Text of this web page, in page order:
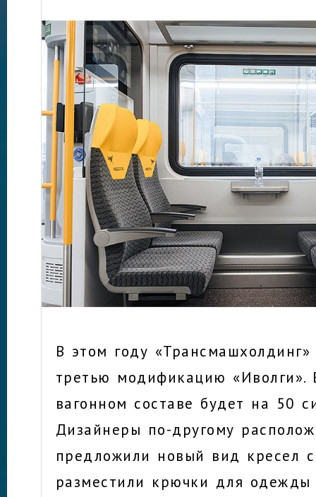
В этом году
третью модификацию
вагонном составе будет на 50
Дизайнеры по-другому
предложили новый вид кресел
разместили крючки для одежды